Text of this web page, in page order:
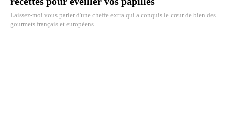
Laissez-moi vous parler d'une cheffe extra qui a conquis le cœur de bien des
gourmets français et européens...